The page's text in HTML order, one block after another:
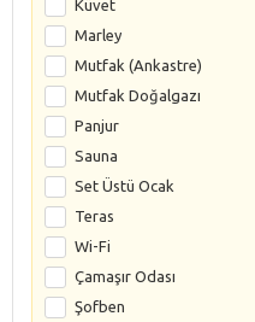
Küvet
Marley
Mutfak (Ankastre)
Mutfak Doğalgazı
Panjur
Sauna
Set Üstü Ocak
Teras
Wi-Fi
Çamaşır Odası
Şofben